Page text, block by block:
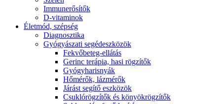
Immunerősítők
D-vitaminok
Életmód, szépség
Diagnosztika
Gyógyászati segédeszközök
Fekvőbeteg-ellátás
Gerinc terápia, hasi rögzítők
Gyógyharisnyák
Hőmérők, lázmérők
Járást segítő eszközök
Csuklórögzítők és könyökrögzítők